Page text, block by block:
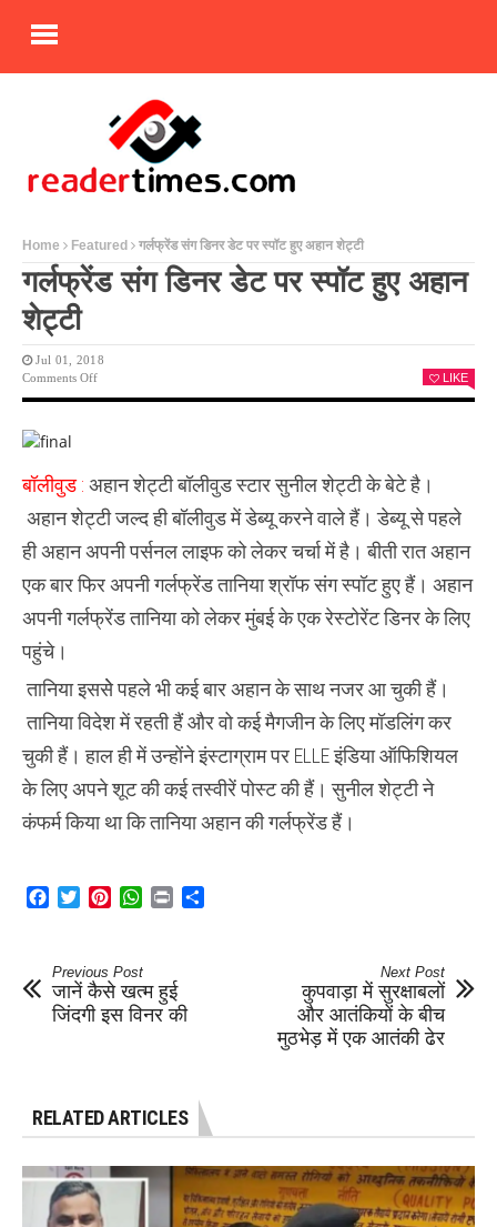
Home Featured गर्लफ्रेंड संग डिनर डेट पर स्पॉट हुए अहान शेट्टी
गर्लफ्रेंड संग डिनर डेट पर स्पॉट हुए अहान
शेट्टी
Jul 01, 2018
Comments OffOn
स्पॉट
अहान
LIKE
बॉलीवुड : अहान शेट्टी बॉलीवुड स्टार सुनील शेट्टी के बेटे है।
अहान शेट्टी जल्द ही बॉलीवुड में डेब्यू करने वाले हैं। डेब्यू से पहले
ही अहान अपनी पर्सनल लाइफ को लेकर चर्चा में है। बीती रात अहान
एक बार फिर अपनी गर्लफ्रेंड तानिया श्रॉफ संग स्पॉट हुए हैं। अहान
अपनी गर्लफ्रेंड तानिया को लेकर मुंबई के एक रेस्टोरेंट डिनर के लिए
पहुंचे।
तानिया इससेे पहले भी कई बार अहान के साथ नजर आ चुकी हैं।
तानिया विदेश में रहती हैं और वो कई मैगजीन के लिए मॉडलिंग कर
चुकी हैं। हाल ही में उन्होंने इंस्टाग्राम पर ELLE इंडिया ऑफिशियल
के लिए अपने शूट की कई तस्वीरें पोस्ट की हैं। सुनील शेट्टी ने
कंफर्म किया था कि तानिया अहान की गर्लफ्रेंड हैं।
Facebook
TwitterPinterestWhatsApp
Print
Previous Post
जानें कैसे खत्म हुई
जिंदगी इस विनर की
Next Post
कुपवाड़ा में सुरक्षाबलों
और आतंकियों के बीच
मुठभेड़ में एक आतंकी ढेर
RELATED ARTICLES